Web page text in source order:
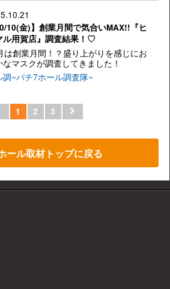
10(金)】創業月間で気合いMAX!!『ヒ
ル用賀店』調査結果！♡
は創業月間！？盛り上がりを感じにお
なマスクが調査してきました！
調~パチ7ホール調査隊~
1 2 3
ール取材トップに戻る